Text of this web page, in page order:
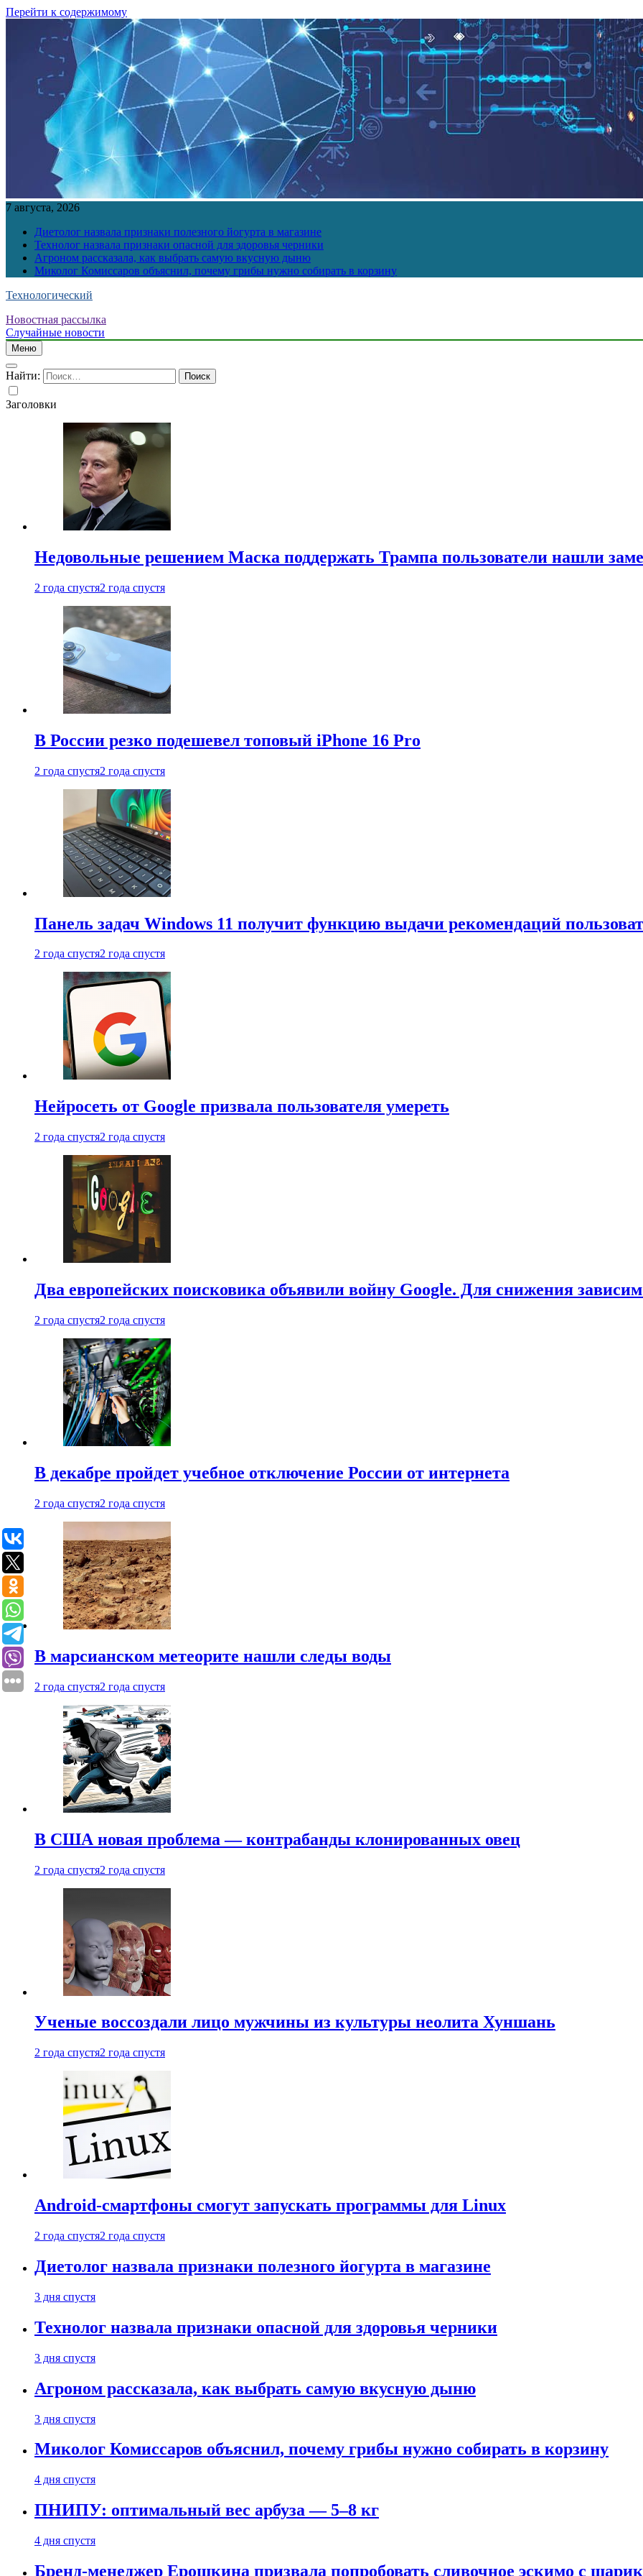
Перейти к содержимому
7 августа, 2026
Диетолог назвала признаки полезного йогурта в магазине
Технолог назвала признаки опасной для здоровья черники
Агроном рассказала, как выбрать самую вкусную дыню
Миколог Комиссаров объяснил, почему грибы нужно собирать в корзину
Технологический
Новостная рассылка
Случайные новости
Меню
Найти:
Заголовки
Недовольные решением Маска поддержать Трампа пользователи нашли
2 года спустя2 года спустя
В России резко подешевел топовый iPhone 16 Pro
2 года спустя2 года спустя
Панель задач Windows 11 получит функцию выдачи рекомендаций
2 года спустя2 года спустя
Нейросеть от Google призвала пользователя умереть
2 года спустя2 года спустя
Два европейских поисковика объявили войну Google. Для снижения
2 года спустя2 года спустя
В декабре пройдет учебное отключение России от интернета
2 года спустя2 года спустя
В марсианском метеорите нашли следы воды
2 года спустя2 года спустя
В США новая проблема — контрабанды клонированных овец
2 года спустя2 года спустя
Ученые воссоздали лицо мужчины из культуры неолита Хуншань
2 года спустя2 года спустя
Android-смартфоны смогут запускать программы для Linux
2 года спустя2 года спустя
Диетолог назвала признаки полезного йогурта в магазине
3 дня спустя
Технолог назвала признаки опасной для здоровья черники
3 дня спустя
Агроном рассказала, как выбрать самую вкусную дыню
3 дня спустя
Миколог Комиссаров объяснил, почему грибы нужно собирать в корзину
4 дня спустя
ПНИПУ: оптимальный вес арбуза — 5–8 кг
4 дня спустя
Бренд-менеджер Ерошкина призвала попробовать сливочное эскимо с